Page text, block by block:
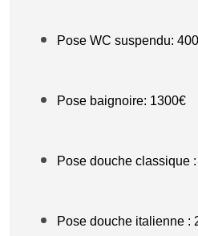
Pose WC suspendu:
Pose baignoire: 1300€
Pose douche classique
Pose douche italienne :